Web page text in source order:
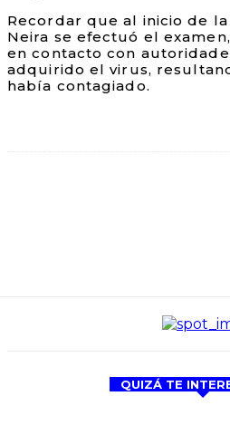
Recordar que al inicio de
Neira se efectuó el
en contacto con
adquirido el virus,
había contagiado.
QUIZÁ TE